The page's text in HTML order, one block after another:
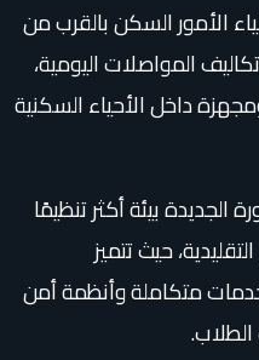
الأمور السكن بالقرب من
المواصلات اليومية،
داخل الأحياء السكنية
بيئة أكثر تنظيمًا
حيث تتميز
متكاملة وأنظمة أمن